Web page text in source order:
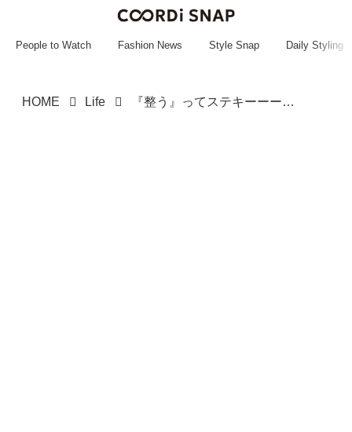
~~~~~~~~~~~
People to Watch Fashion News Style Snap Daily Styling
HOME Life 『整う』ってステキーーーッ！！【3COINS】シンプルな見た目も嬉しい♡「薬収納」